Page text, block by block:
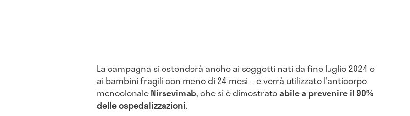
La campagna si estenderà anche ai soggetti nati da fine luglio 2024 e
ai bambini fragili con meno di 24 mesi – e verrà utilizzato l'anticorpo
monoclonaleNirsevimab, che si è dimostratoabile a prevenire il 90%
delle ospedalizzazioni.